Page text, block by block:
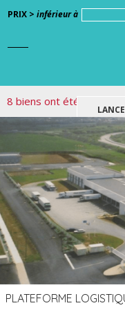
PRIX > inférieur à
8 biens ont été trouvés